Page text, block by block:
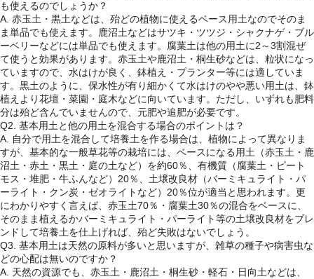
も使えるのでしょうか？
A. 赤玉土・黒土などは、殆どの植物に使えるベース用土なのでそのま
ま単品でも使えます。鹿沼土などはサツキ・ツツジ・シャクナゲ・ブル
ーベリーなどには単品でも使えます。腐葉土は他の用土に2～3割混ぜ
て使うと効果があります。赤玉土や鹿沼土・桐生砂などは、粒状になっ
ていますので、水はけが良く、鉢植え・プランター等には適していま
す。黒土のように、保水性が有り細かくて水はけのやや悪い用土は、鉢
植えより花壇・菜園・庭木などに向いています。ただし、いずれも肥料
分は殆ど含んでいませんので、元肥や追肥が必要です。
Q2. 基本用土と他の用土を混合する場合のポイントは？
A. 自分で用土を混合して培養土を作る場合は、植物によって異なりま
すが、基本的な一般草花等の栽培には、ベースになる用土（赤玉土・鹿
沼土・赤土・黒土・庭の土など）を約60％、有機質（腐葉土・ピート
モス・堆肥・牛ふんなど）20％、土壌改良材（バーミキュライト・パ
ーライト・クン炭・ゼオライトなど）20％位が適当と思われます。更
にわかりやすく言えば、赤玉土70％・腐葉土30％の混合をベースに、
そのまま植えるかバーミキュライト・パーライト等の土壌改良材をブレ
ンドして培養土を仕上げれば、殆ど失敗はないでしょう。
Q3. 基本用土は天然の原料が多いと思いますが、雑草の種子や病害虫な
どの心配は無いのですか？
A. 天然の資源でも、赤玉土・鹿沼土・桐生砂・軽石・日向土などは、